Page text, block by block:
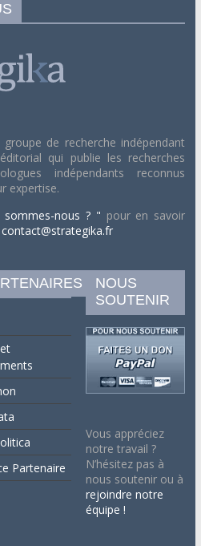
de recherche indépendant
qui publie les recherches
indépendants reconnus
expertise.
sommes-nous ? " pour en savoir
contact@strategika.fr
Partenaire
NOUS
SOUTENIR
Vous appréciez
notre travail ?
N’hésitez pas à
nous soutenir ou à
rejoindre notre
équipe !